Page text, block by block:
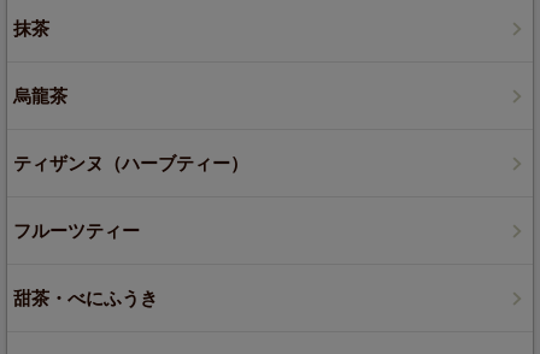
抹茶
烏龍茶
ティザンヌ（ハーブティー）
フルーツティー
甜茶・べにふうき